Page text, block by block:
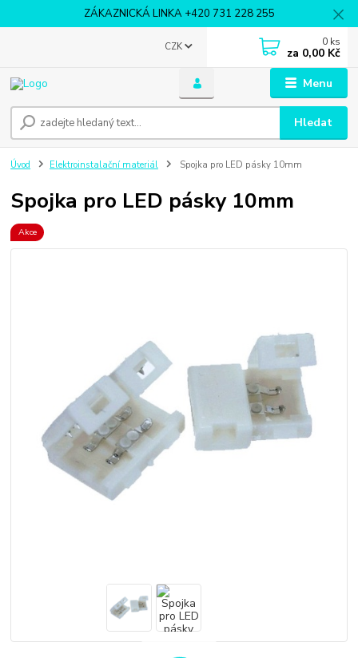
ZÁKAZNICKÁ LINKA +420 731 228 255
Menu
CZK
Hledat
0 ks
za 0,00 Kč
Úvod Elektroinstalační materiál Spojka pro LED pásky 10mm
Spojka pro LED pásky 10mm
Akce